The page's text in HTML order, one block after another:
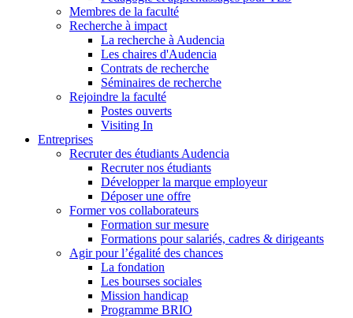
Membres de la faculté
Recherche à impact
La recherche à Audencia
Les chaires d'Audencia
Contrats de recherche
Séminaires de recherche
Rejoindre la faculté
Postes ouverts
Visiting In
Entreprises
Recruter des étudiants Audencia
Recruter nos étudiants
Développer la marque employeur
Déposer une offre
Former vos collaborateurs
Formation sur mesure
Formations pour salariés, cadres & dirigeants
Agir pour l’égalité des chances
La fondation
Les bourses sociales
Mission handicap
Programme BRIO